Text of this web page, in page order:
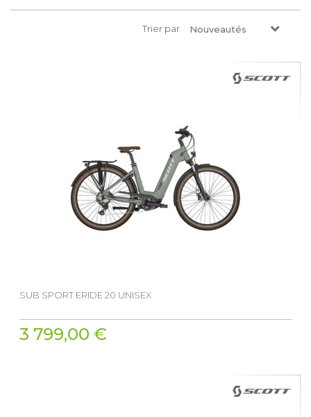
Trier par Nouveautés
SUB SPORT ERIDE 20 UNISEX
3 799,00 €